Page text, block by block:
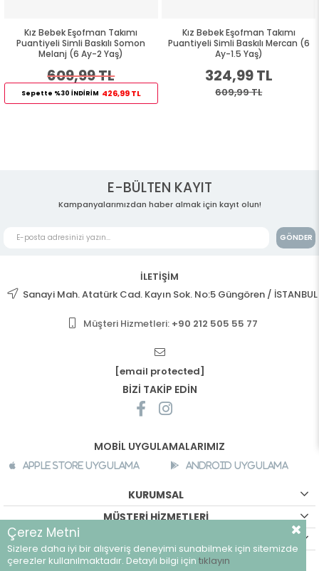
Kız Bebek Eşofman Takımı
Puantiyeli Simli Baskılı Somon
Melanj (6 Ay-2 Yaş)
609,99 TL
Sepette %30 İNDİRİM 426,99 TL
Kız Bebek Eşofman Takımı
Puantiyeli Simli Baskılı Mercan (6
Ay-1.5 Yaş)
324,99 TL
609,99 TL
E-BÜLTEN KAYIT
Kampanyalarımızdan haber almak için kayıt olun!
GÖNDER
İLETİŞİM
Sanayi Mah. Atatürk Cad. Kayın Sok. No:5 Güngören / İSTANBUL
Müşteri Hizmetleri: +90 212 505 55 77
[email protected]
BİZİ TAKİP EDİN
MOBİL UYGULAMALARIMIZ
Apple Store Uygulama Android Uygulama
KURUMSAL
MÜŞTERİ HİZMETLERİ
©breeze.com.tr - Tüm hakları saklıdır.
Çerez Metni
Sizlere daha iyi bir alışveriş deneyimi sunabilmek için sitemizde
çerezler kullanılmaktadır. Detaylı bilgi için tıklayın